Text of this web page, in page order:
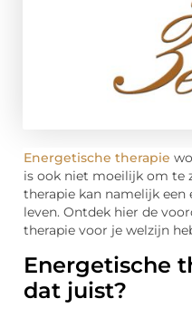
Energetische therapie
is ook niet moeilijk om te
therapie kan namelijk
leven. Ontdek hier de
therapie voor je welzijn
Energetische
dat juist?